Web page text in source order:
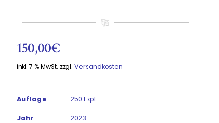
150,00€
inkl. 7 % MwSt. zzgl. Versandkosten
Auflage 250 Expl.
Jahr 2023